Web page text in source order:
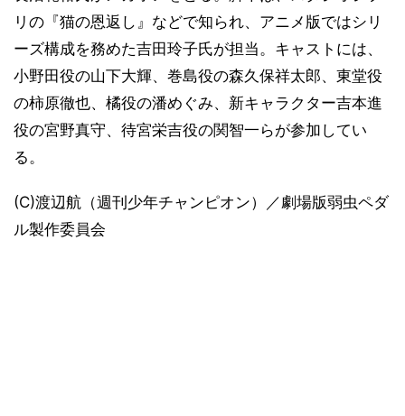
リの『猫の恩返し』などで知られ、アニメ版ではシリ
ーズ構成を務めた吉田玲子氏が担当。キャストには、
小野田役の山下大輝、巻島役の森久保祥太郎、東堂役
の柿原徹也、橘役の潘めぐみ、新キャラクター吉本進
役の宮野真守、待宮栄吉役の関智一らが参加してい
る。
(C)渡辺航（週刊少年チャンピオン）／劇場版弱虫ペダ
ル製作委員会